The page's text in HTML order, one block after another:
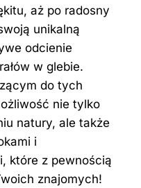
aż po radosny
unikalną
odcienie
w glebie.
do tych
nie tylko
natury, ale także
i
które z pewnością
znajomych!